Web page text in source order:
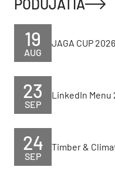
PODUJATIA
AUG
19 JAGA CUP 2026
SEP
23 LinkedIn Menu
SEP
24 Timber &